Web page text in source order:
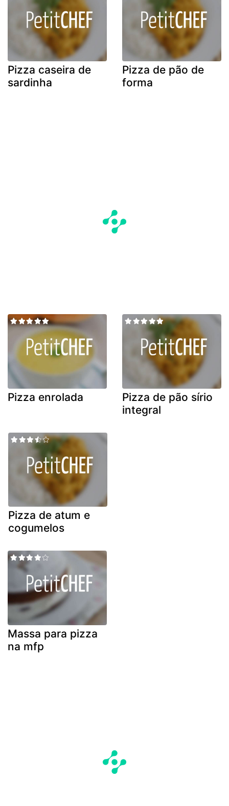
Pizza caseira de
sardinha
Pizza de pão de
forma
Pizza enrolada
Pizza de pão sírio
integral
Pizza de atum e
cogumelos
Massa para pizza
na mfp